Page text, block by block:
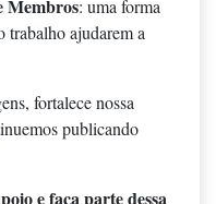
Membros: uma forma
trabalho ajudarem a
fortalece nossa
publicando
e faça parte dessa